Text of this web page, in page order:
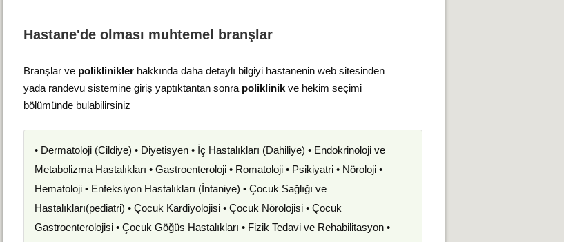
Hastane'de olması muhtemel branşlar
Branşlar ve polikliniklerhakkında daha detaylı bilgiyi hastanenin web sitesinden
yada randevu sistemine giriş yaptıktantan sonra poliklinikve hekim seçimi
bölümünde bulabilirsiniz
• Dermatoloji (Cildiye) • Diyetisyen • İç Hastalıkları (Dahiliye) • Endokrinoloji ve
Metabolizma Hastalıkları • Gastroenteroloji • Romatoloji • Psikiyatri • Nöroloji •
Hematoloji • Enfeksiyon Hastalıkları (İntaniye) • Çocuk Sağlığı ve
Hastalıkları(pediatri) • Çocuk Kardiyolojisi • Çocuk Nörolojisi • Çocuk
Gastroenterolojisi • Çocuk Göğüs Hastalıkları • Fizik Tedavi ve Rehabilitasyon •